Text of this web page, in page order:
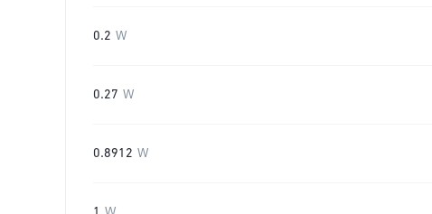
0.2 W
0.27 W
0.8912 W